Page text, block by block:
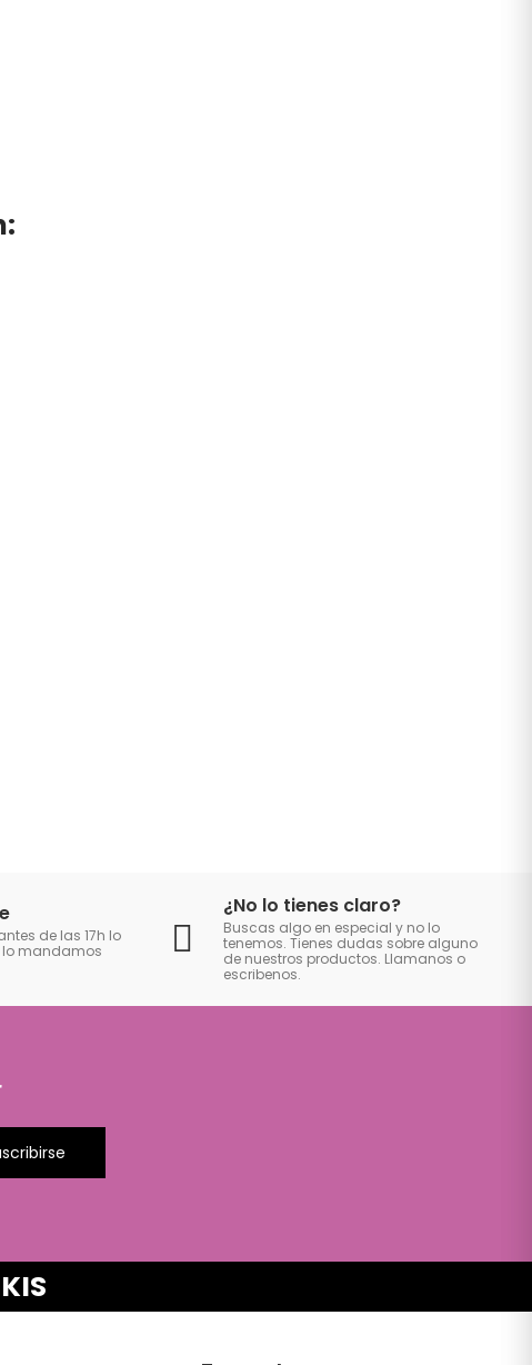
de las 17h lo
lo mandamos
¿No lo tienes claro?
Buscas algo en especial y no lo
tenemos. Tienes dudas sobre alguno
de nuestros productos. Llamanos o
escribenos.